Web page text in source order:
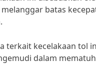
batas
terkait kecelakaan tol
dalam